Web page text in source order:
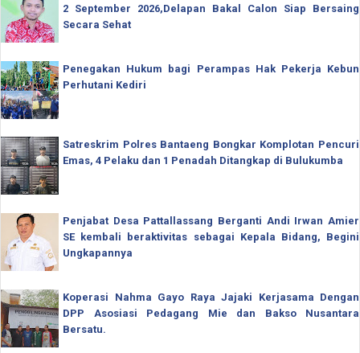
2 September 2026,Delapan Bakal Calon Siap Bersaing
Secara Sehat
Penegakan Hukum bagi Perampas Hak Pekerja Kebun
Perhutani Kediri
Satreskrim Polres Bantaeng Bongkar Komplotan Pencuri
Emas, 4 Pelaku dan 1 Penadah Ditangkap di Bulukumba
Penjabat Desa Pattallassang Berganti Andi Irwan Amier
SE kembali beraktivitas sebagai Kepala Bidang, Begini
Ungkapannya
Koperasi Nahma Gayo Raya Jajaki Kerjasama Dengan
DPP Asosiasi Pedagang Mie dan Bakso Nusantara
Bersatu.